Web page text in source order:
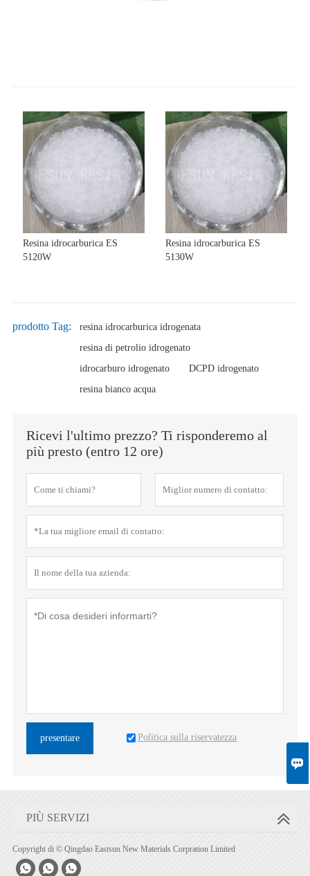

Resina idrocarburica ES
5120W
Resina idrocarburica ES
5130W
prodotto Tag:
resina idrocarburica idrogenata
resina di petrolio idrogenato
idrocarburo idrogenato
DCPD idrogenato
resina bianco acqua
Ricevi l'ultimo prezzo? Ti risponderemo al
più presto (entro 12 ore)
presentare Politica sulla riservatezza
PIÙ SERVIZI
Copyright di © Qingdao Eastsun New Materials Corpration Limited
  